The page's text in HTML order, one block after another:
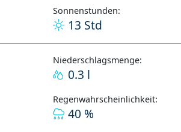
Sonnenstunden:
13 Std
Niederschlagsmenge:
0.3 l
Regenwahrscheinlichkeit:
40 %